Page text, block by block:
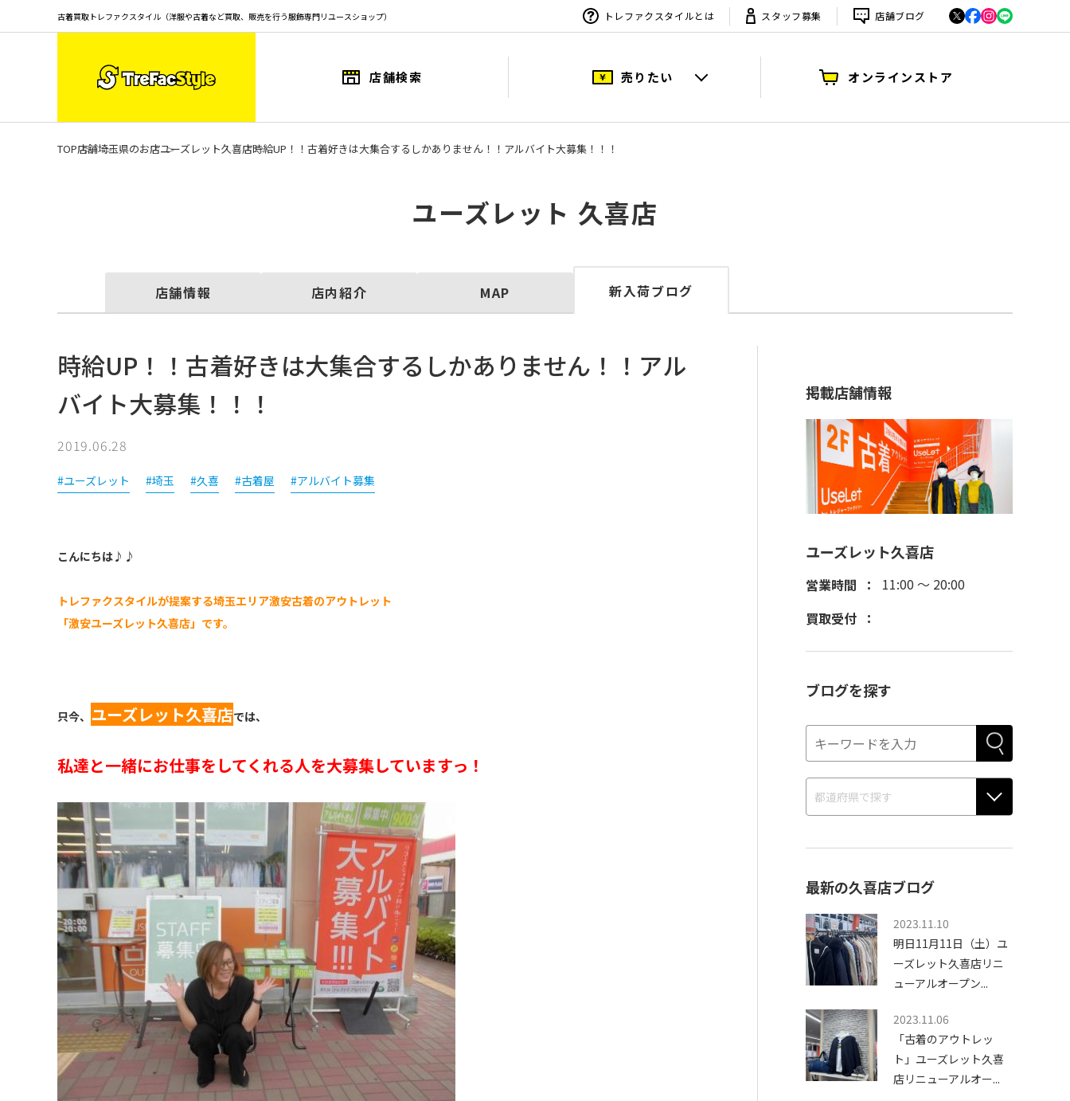
古着買取トレファクスタイル（洋服や古着など買取、販売を行う服飾専門リユースショップ） トレファクスタイルとは スタッフ募集 店舗ブログ
店舗検索 売りたい オンラインストア
TOP店舗埼玉県のお店ユーズレット久喜店時給UP！！古着好きは大集合するしかありません！！アルバイト大募集！！！
ユーズレット 久喜店
店舗情報 店内紹介 MAP 新入荷ブログ
時給UP！！古着好きは大集合するしかありません！！アル
バイト大募集！！！
2019.06.28
#ユーズレット #埼玉 #久喜 #古着屋 #アルバイト募集
こんにちは♪♪
トレファクスタイルが提案する埼玉エリア激安古着のアウトレット
「激安ユーズレット久喜店」です。
只今、 ユーズレット久喜店では、
私達と一緒にお仕事をしてくれる人を大募集していますっ！
掲載店舗情報
ユーズレット久喜店
営業時間
11:00 ～ 20:00
買取受付
ブログを探す
最新の久喜店ブログ
2023.11.10
明日11月11日（土）ユ
ーズレット久喜店リニ
ューアルオープン...
2023.11.06
「古着のアウトレッ
ト」ユーズレット久喜
店リニューアルオー...